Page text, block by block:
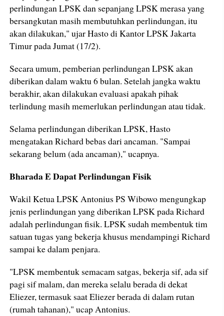
perlindungan LPSK dan sepanjang LPSK merasa yang
bersangkutan masih membutuhkan perlindungan, itu
akan dilakukan," ujar Hasto di Kantor LPSK Jakarta
Timur pada Jumat (17/2).
Secara umum, pemberian perlindungan LPSK akan
diberikan dalam waktu 6 bulan. Setelah jangka waktu
berakhir, akan dilakukan evaluasi apakah pihak
terlindung masih memerlukan perlindungan atau tidak.
Selama perlindungan diberikan LPSK, Hasto
mengatakan Richard bebas dari ancaman. "Sampai
sekarang belum (ada ancaman)," ucapnya.
Bharada E Dapat Perlindungan Fisik
Wakil Ketua LPSK Antonius PS Wibowo mengungkap
jenis perlindungan yang diberikan LPSK pada Richard
adalah perlindungan fisik. LPSK sudah membentuk tim
satuan tugas yang bekerja khusus mendampingi Richard
sampai ke dalam penjara.
"LPSK membentuk semacam satgas, bekerja sif, ada sif
pagi sif malam, dan mereka selalu berada di dekat
Eliezer, termasuk saat Eliezer berada di dalam rutan
(rumah tahanan)," ucap Antonius.